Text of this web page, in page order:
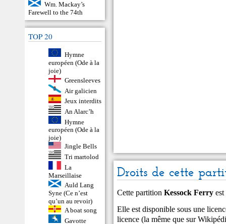
Wm. Mackay’s
Farewell to the 74th
TOP 20
Hymne
européen (Ode à la
joie)
Greensleeves
Air galicien
Jeux interdits
An Alarc’h
Hymne
européen (Ode à la
joie)
Jingle Bells
Tri martolod
La
Marseillaise
Auld Lang
Syne (Ce n’est
qu’un au revoir)
A boat song
Gavotte
Droits de cette
Cette partitionKessock Ferry
Elle est disponible sous une
licence (la même que sur